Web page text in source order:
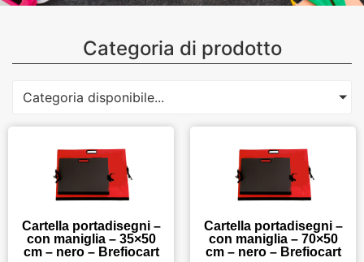
Categoria di prodotto
Categoria disponibile...
Cartella portadisegni –
con maniglia – 35×50
cm – nero – Brefiocart
Cartella portadisegni –
con maniglia – 70×50
cm – nero – Brefiocart